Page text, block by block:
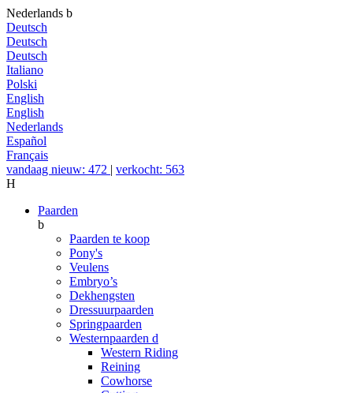
Nederlands b
Deutsch
Deutsch
Deutsch
Italiano
Polski
English
English
Nederlands
Español
Français
vandaag nieuw: 472 | verkocht: 563
H
Paarden
b
Paarden te koop
Pony's
Veulens
Embryo’s
Dekhengsten
Dressuurpaarden
Springpaarden
Westernpaarden d
Western Riding
Reining
Cowhorse